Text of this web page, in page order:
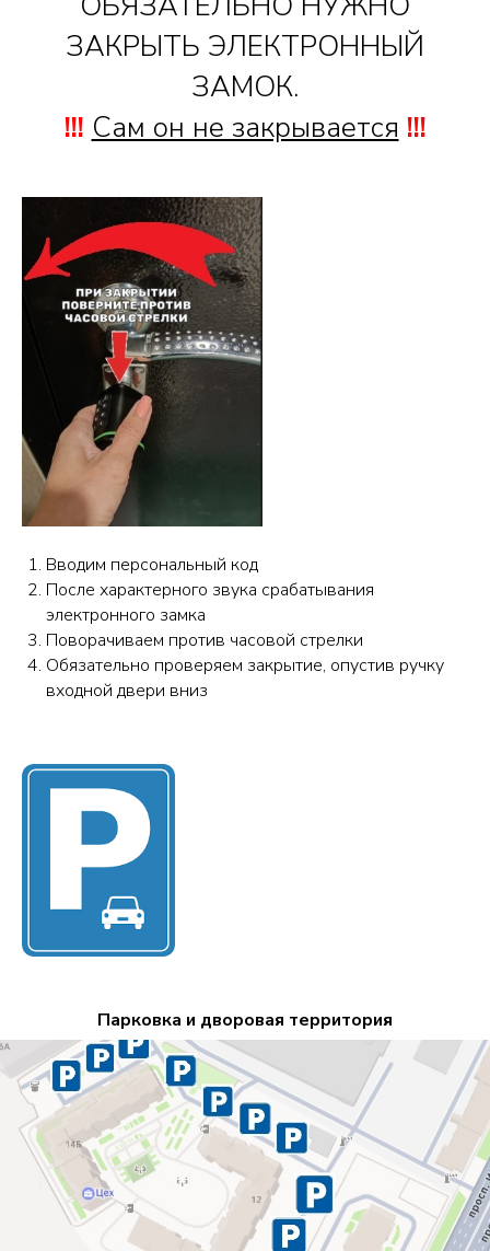
ЗАКРЫТЬ ЭЛЕКТРОННЫЙ
ЗАМОК.
!!! Сам он не закрывается !!!
Вводим персональный код
После характерного звука срабатывания
электронного замка
Поворачиваем против часовой стрелки
Обязательно проверяем закрытие, опустив ручку
входной двери вниз
Парковка и дворовая территория